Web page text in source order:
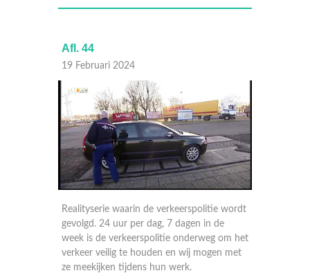
Afl. 44
19 Februari 2024
Realityserie waarin de verkeerspolitie wordt
gevolgd. 24 uur per dag, 7 dagen in de
week is de verkeerspolitie onderweg om het
verkeer veilig te houden en wij mogen met
ze meekijken tijdens hun werk.